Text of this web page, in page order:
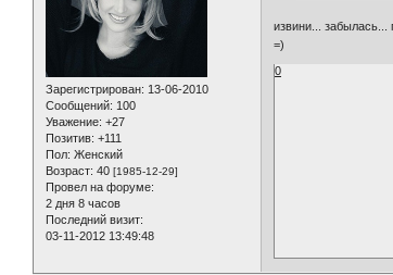
Зарегистрирован: 13-06-2010
Сообщений: 100
Уважение: +27
Позитив: +111
Пол: Женский
Возраст: 40 [1985-12-29]
Провел на форуме:
2 дня 8 часов
Последний визит:
03-11-2012 13:49:48
извини... забылась...
=)
0